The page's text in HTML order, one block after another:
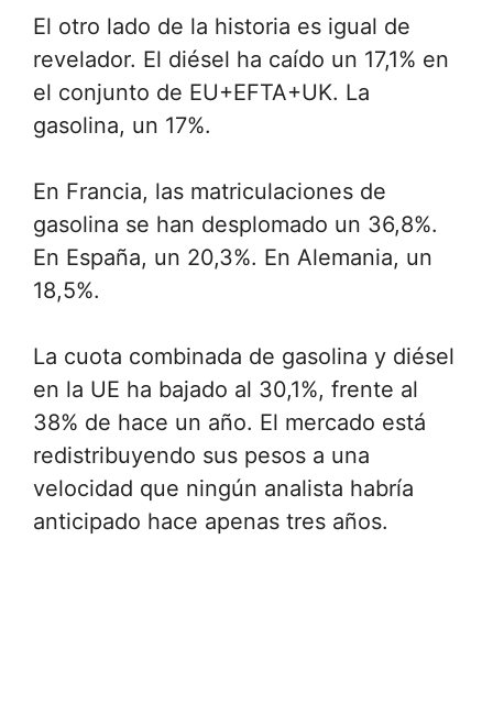
El otro lado de la historia es igual de
revelador. El diésel ha caído un 17,1% en
el conjunto de EU+EFTA+UK. La
gasolina, un 17%.
En Francia, las matriculaciones de
gasolina se han desplomado un 36,8%.
En España, un 20,3%. En Alemania, un
18,5%.
La cuota combinada de gasolina y diésel
en la UE ha bajado al 30,1%, frente al
38% de hace un año. El mercado está
redistribuyendo sus pesos a una
velocidad que ningún analista habría
anticipado hace apenas tres años.